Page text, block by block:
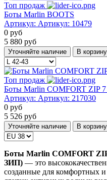
Топ продаж
Боты Marlin BOOTS
Артикул: Артикул: 10479
0 руб
5 880 руб
Уточняйте наличие В корзину
Топ продаж
Боты Marlin COMFORT ZIP
Артикул: Артикул: 217030
0 руб
5 526 руб
Уточняйте наличие В корзину
Боты Marlin COMFORT
ЗИП) — это
созданные для комфортных